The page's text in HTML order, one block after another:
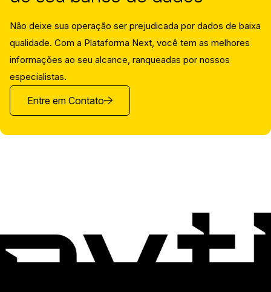
Não deixe sua operação ser prejudicada por dados de baixa
qualidade. Com a Plataforma Next, você tem as melhores
informações ao seu alcance, ranqueadas por nossos
especialistas.
Entre em Contato